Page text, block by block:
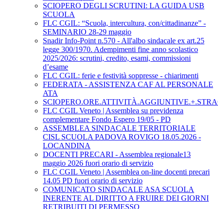
SCIOPERO DEGLI SCRUTINI: LA GUIDA USB
SCUOLA
FLC CGIL: “Scuola, intercultura, con/cittadinanze” -
SEMINARIO 28-29 maggio
Snadir Info-Point n.570 - All'albo sindacale ex art.25
legge 300/1970. Adempimenti fine anno scolastico
2025/2026: scrutini, credito, esami, commissioni
d’esame
FLC CGIL: ferie e festività soppresse - chiarimenti
FEDERATA - ASSISTENZA CAF AL PERSONALE
ATA
FLC CGIL Veneto | Assemblea su previdenza
complementare Fondo Espero 19/05 - PD
ASSEMBLEA SINDACALE TERRITORIALE
CISL SCUOLA PADOVA ROVIGO 18.05.2026 -
LOCANDINA
DOCENTI PRECARI - Assemblea regionale13
maggio 2026 fuori orario di servizio
FLC CGIL Veneto | Assemblea on-line docenti precari
14.05 PD fuori orario di servizio
COMUNICATO SINDACALE ASA SCUOLA
INERENTE AL DIRITTO A FRUIRE DEI GIORNI
RETRIBUITI DI PERMESSO